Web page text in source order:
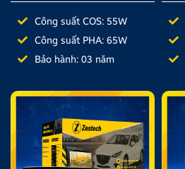
Công suất COS: 55W
Công suất PHA: 65W
Bảo hành: 03 năm